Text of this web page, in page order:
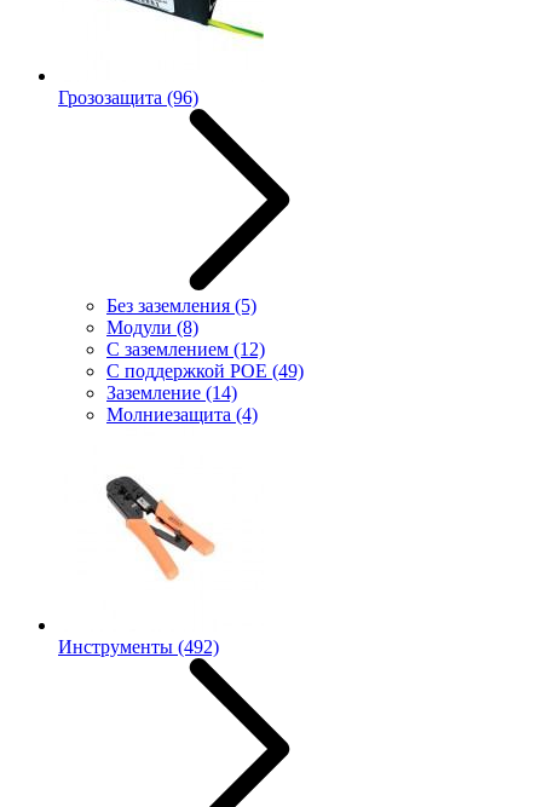
Грозозащита (96)
Без заземления (5)
Модули (8)
С заземлением (12)
С поддержкой POE (49)
Заземление (14)
Молниезащита (4)
Инструменты (492)